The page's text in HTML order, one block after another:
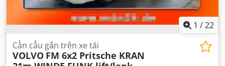
1 /22
Cần cẩu gắn trên xe tải
VOLVO FM 6x2 Pritsche KRAN